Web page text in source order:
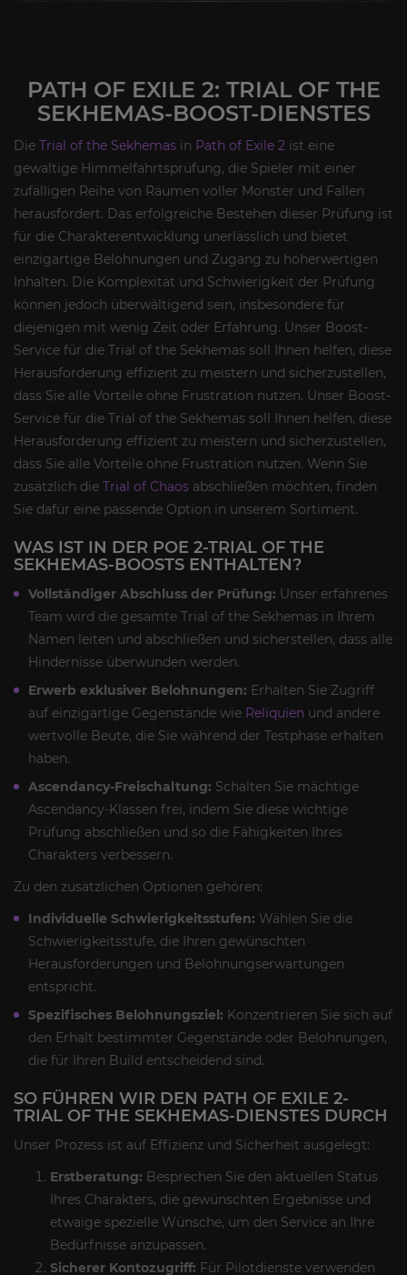
PATH OF EXILE 2: TRIAL OF THE
SEKHEMAS-BOOST-DIENSTES
Die Trial of the Sekhemas in Path of Exile 2 ist eine
gewaltige Himmelfahrtsprüfung, die Spieler mit einer
zufälligen Reihe von Räumen voller Monster und Fallen
herausfordert. Das erfolgreiche Bestehen dieser Prüfung ist
für die Charakterentwicklung unerlässlich und bietet
einzigartige Belohnungen und Zugang zu höherwertigen
Inhalten. Die Komplexität und Schwierigkeit der Prüfung
können jedoch überwältigend sein, insbesondere für
diejenigen mit wenig Zeit oder Erfahrung. Unser Boost-
Service für die Trial of the Sekhemas soll Ihnen helfen, diese
Herausforderung effizient zu meistern und sicherzustellen,
dass Sie alle Vorteile ohne Frustration nutzen. Unser Boost-
Service für die Trial of the Sekhemas soll Ihnen helfen, diese
Herausforderung effizient zu meistern und sicherzustellen,
dass Sie alle Vorteile ohne Frustration nutzen. Wenn Sie
zusätzlich die Trial of Chaos abschließen möchten, finden
Sie dafür eine passende Option in unserem Sortiment.
WAS IST IN DER POE 2-TRIAL OF THE
SEKHEMAS-BOOSTS ENTHALTEN?
Vollständiger Abschluss der Prüfung: Unser erfahrenes
Team wird die gesamte Trial of the Sekhemas in Ihrem
Namen leiten und abschließen und sicherstellen, dass alle
Hindernisse überwunden werden.
Erwerb exklusiver Belohnungen: Erhalten Sie Zugriff
auf einzigartige Gegenstände wie Reliquien und andere
wertvolle Beute, die Sie während der Testphase erhalten
haben.
Ascendancy-Freischaltung: Schalten Sie mächtige
Ascendancy-Klassen frei, indem Sie diese wichtige
Prüfung abschließen und so die Fähigkeiten Ihres
Charakters verbessern.
Zu den zusätzlichen Optionen gehören:
Individuelle Schwierigkeitsstufen: Wählen Sie die
Schwierigkeitsstufe, die Ihren gewünschten
Herausforderungen und Belohnungserwartungen
entspricht.
Spezifisches Belohnungsziel: Konzentrieren Sie sich auf
den Erhalt bestimmter Gegenstände oder Belohnungen,
die für Ihren Build entscheidend sind.
SO FÜHREN WIR DEN PATH OF EXILE 2-
TRIAL OF THE SEKHEMAS-DIENSTES DURCH
Unser Prozess ist auf Effizienz und Sicherheit ausgelegt:
Erstberatung: Besprechen Sie den aktuellen Status
Ihres Charakters, die gewünschten Ergebnisse und
etwaige spezielle Wünsche, um den Service an Ihre
Bedürfnisse anzupassen.
Sicherer Kontozugriff: Für Pilotdienste verwenden